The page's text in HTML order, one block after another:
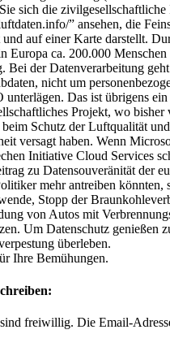
sich die
” ansehen, die
und auf einer Karte darstellt.
Europa ca. 200.000 Menschen
Bei der Datenverarbeitung
nicht um
unterlägen. Das ist übrigens ein
Projekt, wo bisher
Schutz der Luftqualität
versagt haben. Wenn
Initiative Cloud Services
zu Datensouveränität der
mehr antreiben könnten,
Stopp der
von Autos mit
Um Datenschutz genießen
überleben.
Ihre Bemühungen.
freiwillig. Die Email-